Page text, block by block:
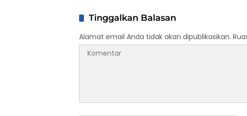
Tinggalkan Balasan
Alamat email Anda tidak akan dipublikasikan.